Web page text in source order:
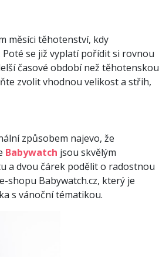
měsíci těhotenství, kdy
se již vyplatí pořídit si rovnou
časové období než těhotenskou
zvolit vhodnou velikost a střih,
způsobem najevo, že
Babywatch jsou skvělým
a dvou čárek podělit o radostnou
shopu Babywatch.cz, který je
s vánoční tématikou.